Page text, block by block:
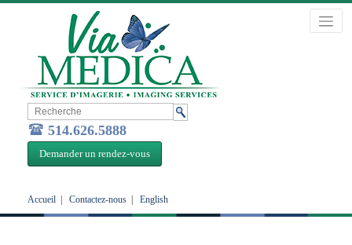
514.626.5888
Demander un rendez-vous
Accueil Contactez-nous English